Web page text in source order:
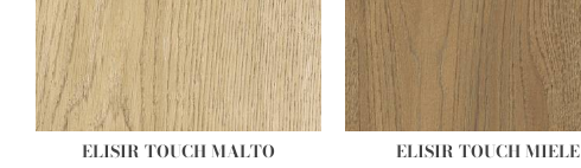
ELISIR TOUCH MALTO ELISIR TOUCH MIELE